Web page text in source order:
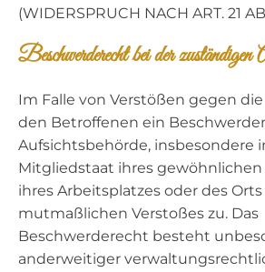
(WIDERSPRUCH NACH ART. 21
Beschwerde­recht bei der zuständigen
Im Falle von Verstößen gegen
den Betroffenen ein
Aufsichtsbehörde, insbesondere
Mitgliedstaat ihres
ihres Arbeitsplatzes oder des
mutmaßlichen Verstoßes zu. Das
Beschwerderecht besteht
anderweitiger